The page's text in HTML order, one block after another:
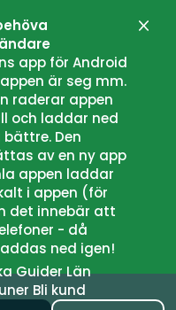
app för Android
är seg mm.
raderar appen
och laddar ned
Den
av en ny app
appen laddar
i appen (för
det innebär att
- då
ned igen!
GuiderLän
Bli kund